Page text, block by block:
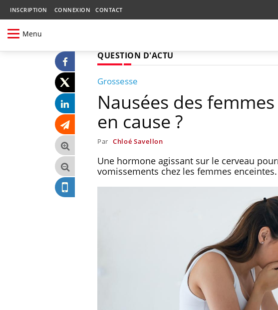
INSCRIPTION CONNEXION CONTACT
Menu
QUESTION D'ACTU
Grossesse
Nausées des
en cause ?
Par Chloé Savellon
Une hormone agissant sur le cerveau
vomissements chez les femmes enceintes.